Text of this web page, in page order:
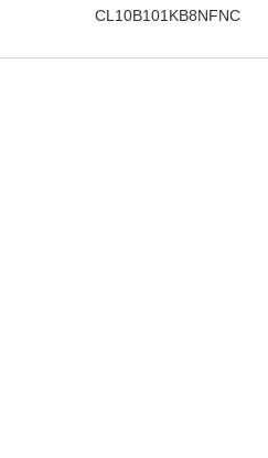
CL10B101KB8NFNC